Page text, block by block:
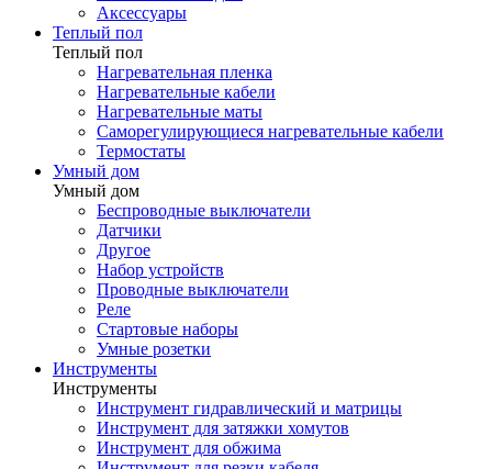
Аксессуары
Теплый пол
Теплый пол
Нагревательная пленка
Нагревательные кабели
Нагревательные маты
Саморегулирующиеся нагревательные кабели
Термостаты
Умный дом
Умный дом
Беспроводные выключатели
Датчики
Другое
Набор устройств
Проводные выключатели
Реле
Стартовые наборы
Умные розетки
Инструменты
Инструменты
Инструмент гидравлический и матрицы
Инструмент для затяжки хомутов
Инструмент для обжима